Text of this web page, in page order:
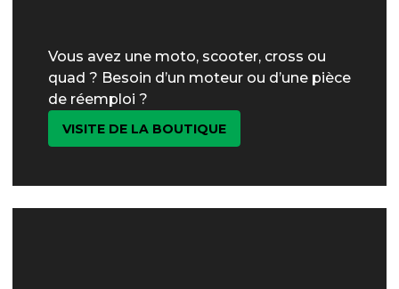
Vous avez une moto, scooter, cross ou
quad ? Besoin d’un moteur ou d’une pièce
de réemploi ?
VISITE DE LA BOUTIQUE